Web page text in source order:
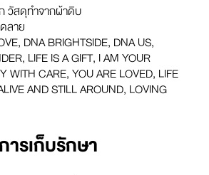
วัสดุทำจากผ้าดิบ
ลาย
DNA BRIGHTSIDE, DNA US,
LIFE IS A GIFT, I AM YOUR
WITH CARE, YOU ARE LOVED, LIFE
AND STILL AROUND, LOVING
ารเก็บรักษา